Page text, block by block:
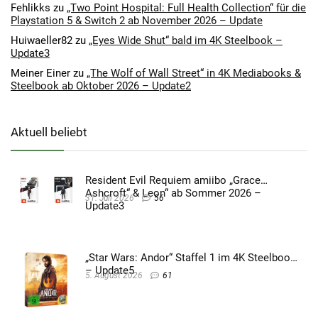
Fehlikks zu „Two Point Hospital: Full Health Collection“ für die
Playstation 5 & Switch 2 ab November 2026 – Update
Huiwaeller82 zu „Eyes Wide Shut“ bald im 4K Steelbook –
Update3
Meiner Einer zu „The Wolf of Wall Street“ in 4K Mediabooks &
Steelbook ab Oktober 2026 – Update2
Aktuell beliebt
Resident Evil Requiem amiibo „Grace
Ashcroft“ & Leon“ ab Sommer 2026 –
Update3
31. Juli 2026 56
„Star Wars: Andor“ Staffel 1 im 4K Steelbook
– Update5
5. August 2026 61